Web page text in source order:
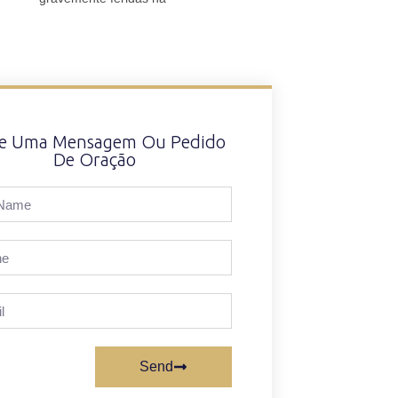
Uma Mensagem Ou Pedido
De Oração
Send